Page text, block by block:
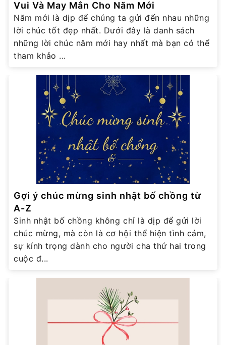
Vui Và May Mắn Cho Năm Mới
Năm mới là dịp để chúng ta gửi đến nhau những
lời chúc tốt đẹp nhất. Dưới đây là danh sách
những lời chúc năm mới hay nhất mà bạn có thể
tham khảo ...
Gợi ý chúc mừng sinh nhật bố chồng từ
A-Z
Sinh nhật bố chồng không chỉ là dịp để gửi lời
chúc mừng, mà còn là cơ hội thể hiện tình cảm,
sự kính trọng dành cho người cha thứ hai trong
cuộc đ...